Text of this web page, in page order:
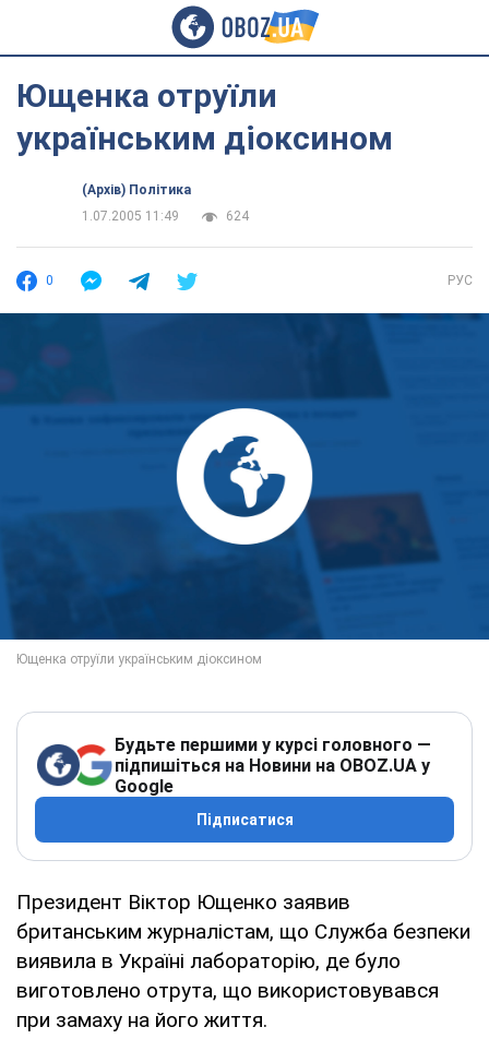
Ющенка отруїли
українським діоксином
(Архів) Політика
1.07.2005 11:49
624
0 РУС
Будьте першими у курсі головного —
підпишіться на Новини на OBOZ.UA у
Google
Підписатися
Президент Віктор Ющенко заявив
британським журналістам, що Служба безпеки
виявила в Україні лабораторію, де було
виготовлено отрута, що використовувався
при замаху на його життя.